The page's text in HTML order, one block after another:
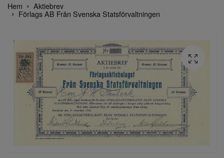
Hem Aktiebrev
Förlags AB Från Svenska Statsförvaltningen